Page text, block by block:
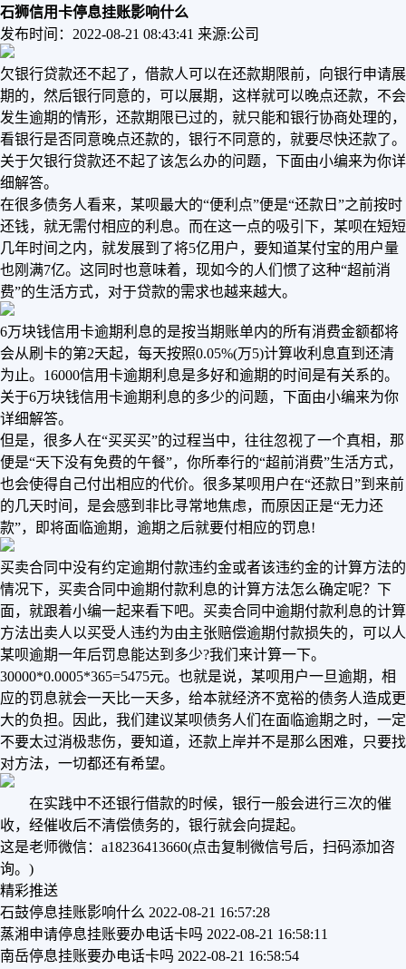
石狮信用卡停息挂账影响什么
发布时间：2022-08-21 08:43:41 来源:公司
欠银行贷款还不起了，借款人可以在还款期限前，向银行申请展
期的，然后银行同意的，可以展期，这样就可以晚点还款，不会
发生逾期的情形，还款期限已过的，就只能和银行协商处理的，
看银行是否同意晚点还款的，银行不同意的，就要尽快还款了。
关于欠银行贷款还不起了该怎么办的问题，下面由小编来为你详
细解答。
在很多债务人看来，某呗最大的“便利点”便是“还款日”之前按时
还钱，就无需付相应的利息。而在这一点的吸引下，某呗在短短
几年时间之内，就发展到了将5亿用户，要知道某付宝的用户量
也刚满7亿。这同时也意味着，现如今的人们惯了这种“超前消
费”的生活方式，对于贷款的需求也越来越大。
6万块钱信用卡逾期利息的是按当期账单内的所有消费金额都将
会从刷卡的第2天起，每天按照0.05%(万5)计算收利息直到还清
为止。16000信用卡逾期利息是多好和逾期的时间是有关系的。
关于6万块钱信用卡逾期利息的多少的问题，下面由小编来为你
详细解答。
但是，很多人在“买买买”的过程当中，往往忽视了一个真相，那
便是“天下没有免费的午餐”，你所奉行的“超前消费”生活方式，
也会使得自己付出相应的代价。很多某呗用户在“还款日”到来前
的几天时间，是会感到非比寻常地焦虑，而原因正是“无力还
款”，即将面临逾期，逾期之后就要付相应的罚息!
买卖合同中没有约定逾期付款违约金或者该违约金的计算方法的
情况下，买卖合同中逾期付款利息的计算方法怎么确定呢？下
面，就跟着小编一起来看下吧。买卖合同中逾期付款利息的计算
方法出卖人以买受人违约为由主张赔偿逾期付款损失的，可以人
某呗逾期一年后罚息能达到多少?我们来计算一下。
30000*0.0005*365=5475元。也就是说，某呗用户一旦逾期，相
应的罚息就会一天比一天多，给本就经济不宽裕的债务人造成更
大的负担。因此，我们建议某呗债务人们在面临逾期之时，一定
不要太过消极悲伤，要知道，还款上岸并不是那么困难，只要找
对方法，一切都还有希望。
在实践中不还银行借款的时候，银行一般会进行三次的催
收，经催收后不清偿债务的，银行就会向提起。
这是老师微信：a18236413660(点击复制微信号后，扫码添加咨
询。)
精彩推送
石鼓停息挂账影响什么 2022-08-21 16:57:28
蒸湘申请停息挂账要办电话卡吗 2022-08-21 16:58:11
南岳停息挂账要办电话卡吗 2022-08-21 16:58:54